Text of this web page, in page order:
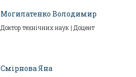
Могилатенко Володимир
Доктор технічних наук | Доцент
Смірнова Яна